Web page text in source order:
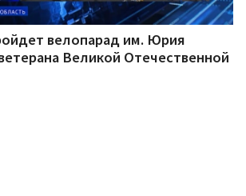
велопарад им. Юрия
Великой Отечественной